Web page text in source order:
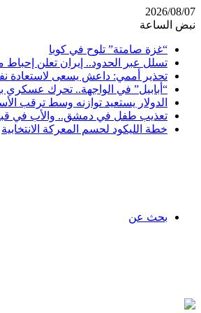
2026/08/07
نبض الساعة
“غزة صامتة” تلوح في كوبا
تسلل عبر الحدود.. إيران تعلن
تحذير أممي: داعش يسعى لاستعادة
“أبابيل” في الواجهة.. تحرك عسكري
الدولار يستعيد توازنه وسط ترقب
تعذيب طفل في دمشق.. والأب في
خطة الليكود لحسم المعركة الانتخابية
بحث عن